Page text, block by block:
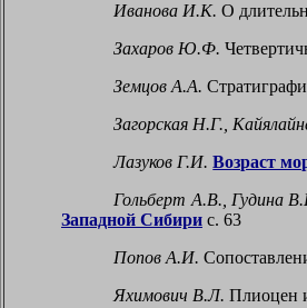
Иванова И.К. О
Захаров Ю.Ф.
Земцов А.А.
Загорская Н.Г.,
Лазуков Г.И. Возраст
Гольберт А.В., Гудина
Западной Сибири с. 63
Попов А.И.
Яхимович В.Л. Плиоцен